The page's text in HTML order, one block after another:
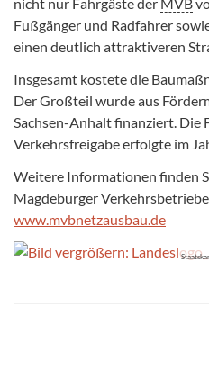
Fußgänger und Radfahrer
einen deutlich attraktiveren
Insgesamt kostete die
Der Großteil wurde aus
Sachsen-Anhalt finanziert. Die
Verkehrsfreigabe erfolgte im
Weitere Informationen finden
Magdeburger
www.mvbnetzausbau.de